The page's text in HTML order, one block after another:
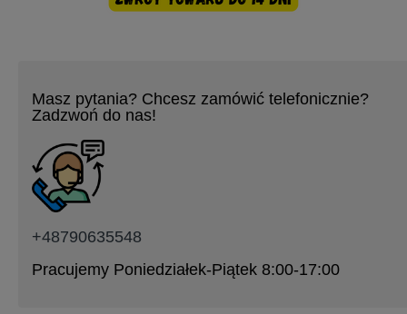
Masz pytania? Chcesz zamówić telefonicznie?
Zadzwoń do nas!
+48790635548
Pracujemy Poniedziałek-Piątek 8:00-17:00